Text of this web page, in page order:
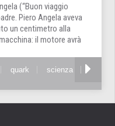
(“Buon viaggio
Piero Angela aveva
un centimetro alla
il motore avrà
quark
scienza